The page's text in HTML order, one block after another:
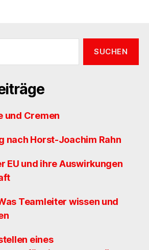
und Cremen
nach Horst-Joachim Rahn
EU und ihre Auswirkungen
Teamleiter wissen und
eines